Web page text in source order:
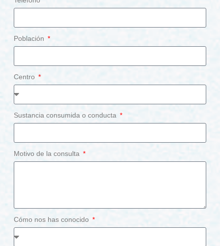
Población
Centro
Sustancia consumida o conducta
Motivo de la consulta
Cómo nos has conocido